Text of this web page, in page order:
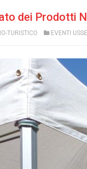
dei Prodotti
TURISTICO EVENTI